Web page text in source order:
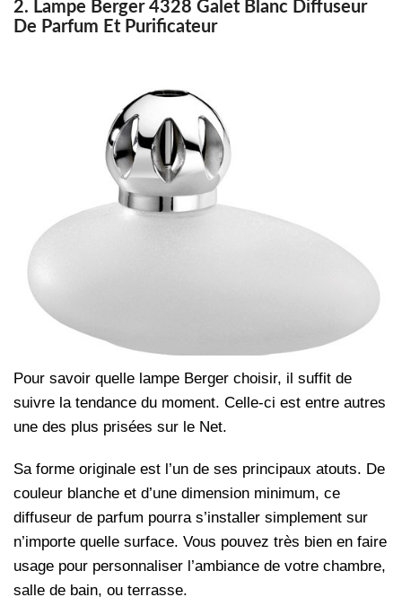
2. Lampe Berger 4328 Galet Blanc Diffuseur
De Parfum Et Purificateur
Pour savoir quelle lampe Berger choisir, il suffit de
suivre la tendance du moment. Celle-ci est entre autres
une des plus prisées sur le Net.
Sa forme originale est l’un de ses principaux atouts. De
couleur blanche et d’une dimension minimum, ce
diffuseur de parfum pourra s’installer simplement sur
n’importe quelle surface. Vous pouvez très bien en faire
usage pour personnaliser l’ambiance de votre chambre,
salle de bain, ou terrasse.